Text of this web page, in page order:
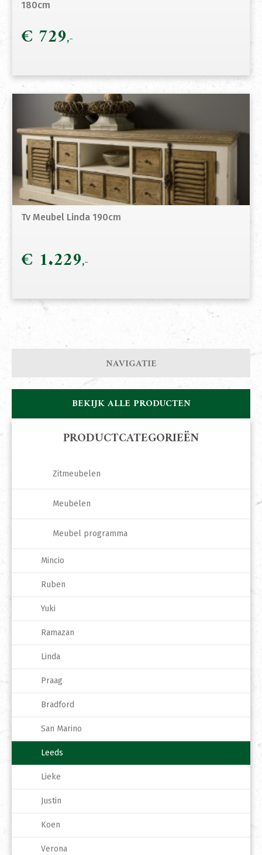
180cm
€ 729
Tv Meubel Linda 190cm
€ 1.229
NAVIGATIE
BEKIJK ALLE PRODUCTEN
PRODUCTCATEGORIEËN
Zitmeubelen
Meubelen
Meubel programma
Mincio
Ruben
Yuki
Ramazan
Linda
Praag
Bradford
San Marino
Leeds
Lieke
Justin
Koen
Verona